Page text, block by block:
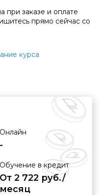
при заказе и оплате
прямо сейчас со
курса
Онлайн
-
Обучение в кредит
От 2 722 руб./
месяц